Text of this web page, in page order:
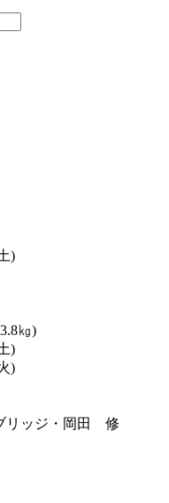
)
㎏)
)
)
リッジ・岡田 修